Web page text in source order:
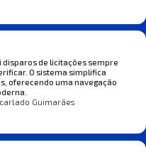
de licitações sempre
O sistema simplifica
oferecendo uma navegação
Guimarães